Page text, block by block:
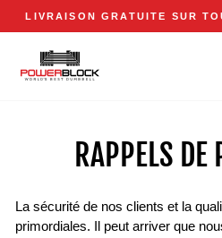
contenu
LIVRAISON GRATUITE SUR
RAPPELS DE
La sécurité de nos clients et la
primordiales. Il peut arriver que